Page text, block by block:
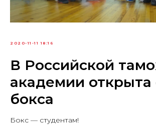
2020-11-11 18:16
В Российской
академии открыта
бокса
Бокс — студентам!